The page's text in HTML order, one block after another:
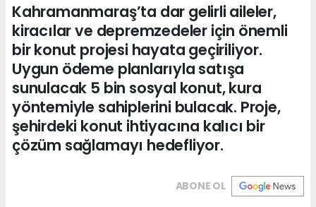
Kahramanmaraş’ta dar gelirli aileler,
kiracılar ve depremzedeler için önemli
bir konut projesi hayata geçiriliyor.
Uygun ödeme planlarıyla satışa
sunulacak 5 bin sosyal konut, kura
yöntemiyle sahiplerini bulacak. Proje,
şehirdeki konut ihtiyacına kalıcı bir
çözüm sağlamayı hedefliyor.
ABONE OL